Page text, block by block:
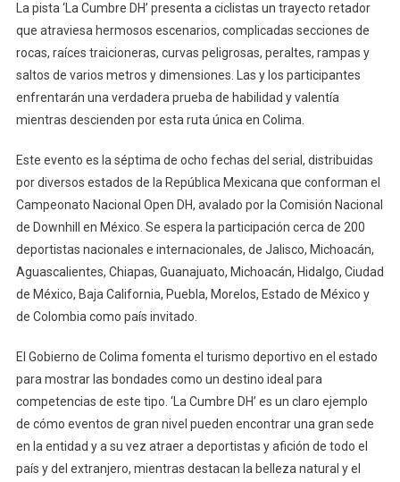
La pista ‘La Cumbre DH’ presenta a ciclistas un trayecto retador
que atraviesa hermosos escenarios, complicadas secciones de
rocas, raíces traicioneras, curvas peligrosas, peraltes, rampas y
saltos de varios metros y dimensiones. Las y los participantes
enfrentarán una verdadera prueba de habilidad y valentía
mientras descienden por esta ruta única en Colima.
Este evento es la séptima de ocho fechas del serial, distribuidas
por diversos estados de la República Mexicana que conforman el
Campeonato Nacional Open DH, avalado por la Comisión Nacional
de Downhill en México. Se espera la participación cerca de 200
deportistas nacionales e internacionales, de Jalisco, Michoacán,
Aguascalientes, Chiapas, Guanajuato, Michoacán, Hidalgo, Ciudad
de México, Baja California, Puebla, Morelos, Estado de México y
de Colombia como país invitado.
El Gobierno de Colima fomenta el turismo deportivo en el estado
para mostrar las bondades como un destino ideal para
competencias de este tipo. ‘La Cumbre DH’ es un claro ejemplo
de cómo eventos de gran nivel pueden encontrar una gran sede
en la entidad y a su vez atraer a deportistas y afición de todo el
país y del extranjero, mientras destacan la belleza natural y el